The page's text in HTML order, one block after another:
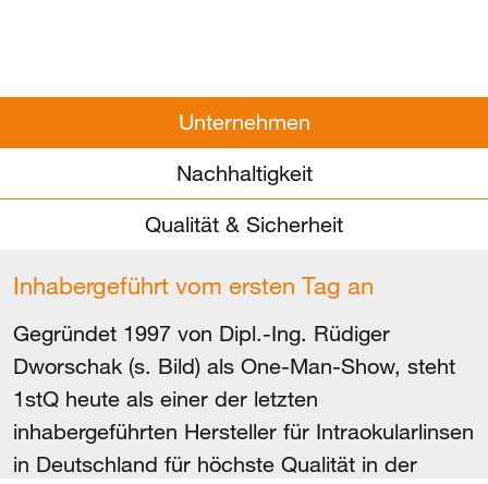
Unternehmen
Nachhaltigkeit
Qualität & Sicherheit
Inhabergeführt vom ersten Tag an
Gegründet 1997 von Dipl.-Ing. Rüdiger
Dworschak (s. Bild) als One-Man-Show, steht
1stQ heute als einer der letzten
inhabergeführten Hersteller für Intraokularlinsen
in Deutschland für höchste Qualität in der